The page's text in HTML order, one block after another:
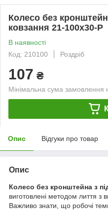
Колесо без
ковзання 21-100x30-P
В наявності
Код: 210100
Роздріб
107 ₴
Мінімальна сума замовлення
Опис Відгуки про товар
Опис
Колесо без кронштейна з
виготовлені методом лиття з
Важливо знати, що робочі